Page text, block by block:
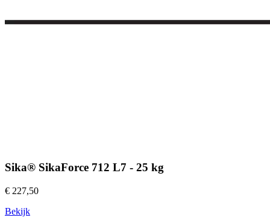
Sika® SikaForce 712 L7 - 25 kg
€ 227,50
Bekijk